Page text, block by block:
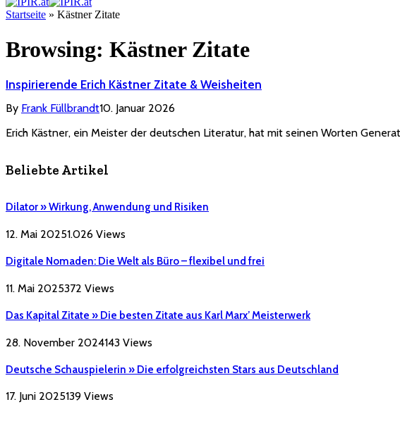
Startseite » Kästner Zitate
Browsing: Kästner Zitate
Inspirierende Erich Kästner Zitate & Weisheiten
By Frank Füllbrandt10. Januar 2026
Erich Kästner, ein Meister der deutschen Literatur, hat mit seinen Worten
Beliebte Artikel
Dilator » Wirkung, Anwendung und Risiken
12. Mai 20251.026 Views
Digitale Nomaden: Die Welt als Büro – flexibel und frei
11. Mai 2025372 Views
Das Kapital Zitate » Die besten Zitate aus Karl Marx’ Meisterwerk
28. November 2024143 Views
Deutsche Schauspielerin » Die erfolgreichsten Stars aus Deutschland
17. Juni 2025139 Views